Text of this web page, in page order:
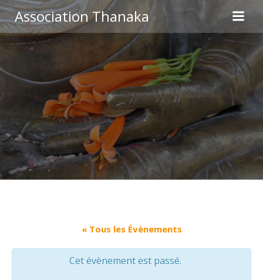
au
contenu
Association Thanaka
« Tous les Évènements
Cet évènement est passé.